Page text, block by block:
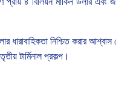
ধারাবাহিকতা নিশ্চিত করার আশ্বাস
তৃতীয় টার্মিনাল প্রকল্প।